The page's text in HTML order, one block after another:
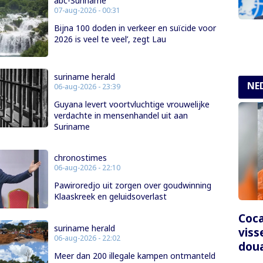
07-aug-2026 - 00:31
Bijna 100 doden in verkeer en suïcide voor
2026 is veel te veel’, zegt Lau
suriname herald
06-aug-2026 - 23:39
Guyana levert voortvluchtige vrouwelijke
verdachte in mensenhandel uit aan
Suriname
chronostimes
06-aug-2026 - 22:10
Pawiroredjo uit zorgen over goudwinning
Klaaskreek en geluidsoverlast
suriname herald
06-aug-2026 - 22:02
Meer dan 200 illegale kampen ontmanteld